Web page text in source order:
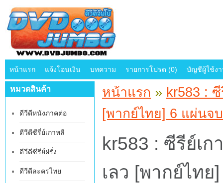
หน้าแรก แจ้งโอนเงิน บทความ รายการโปรด (0) บัญชีผู้ใช้ง
หมวดสินค้า
ดีวีดีหนังภาคต่อ
ดีวีดีซีรี่ย์เกาหลี
ดีวีดีซีรีย์ฝรั่ง
ดีวีดีละครไทย
หน้าแรก » kr583 :
[พากย์ไทย] 6 แผ่นจบ
kr583 : ซีรีย์เ
เลว [พากย์ไท